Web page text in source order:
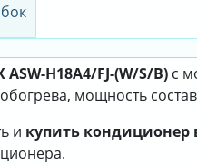
H18A4/FJ-(W/S/B) с
мощность
и купить кондиционер